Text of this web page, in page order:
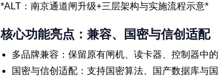
*ALT：南京通道闸升级+三层架构与实施流程示意*
核心功能亮点：兼容、国密与信创适配
多品牌兼容：保留原有闸机、读卡器、控制器中
国密与信创适配：支持国密算法、国产数据库与